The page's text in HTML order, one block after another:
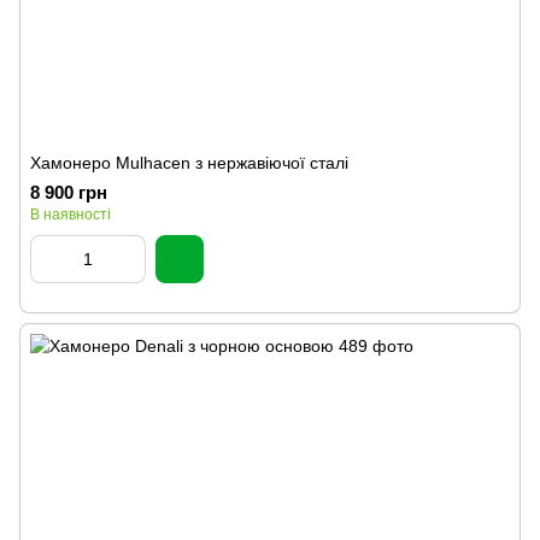
Хамонеро Mulhacen з нержавіючої сталі
8 900 грн
В наявності